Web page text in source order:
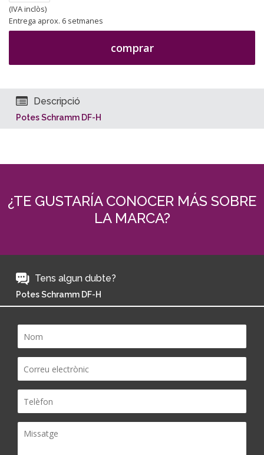
(IVA inclòs)
Entrega aprox. 6 setmanes
comprar
Descripció
Potes Schramm DF-H
¿TE GUSTARÍA CONOCER MÁS SOBRE
LA MARCA?
Tens algun dubte?
Potes Schramm DF-H